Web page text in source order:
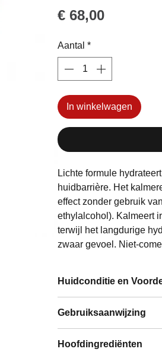
€ 68,00Prijs
Aantal *
In winkelwagen
Lichte formule
huidbarrière. Het
effect zonder gebruik
ethylalcohol). Kalmeert
terwijl het langdurige
zwaar gevoel. Niet-
Huidconditie en
Alle huidtypen, zeer
met een gevoelige,
huid.
Gebruiksaanwijzing
hoeveelheid van de
Hoofdingrediënten